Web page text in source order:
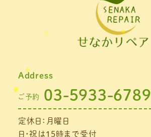
Address
ご予約 03-5933-6789
定休日：月曜日
日・祝は15時まで受付